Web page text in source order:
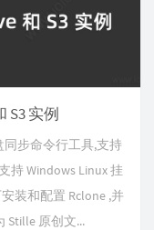
S3 实例
步命令行工具,支持
持 Windows Linux 挂
装和配置 Rclone ,并
Stille 原创文...